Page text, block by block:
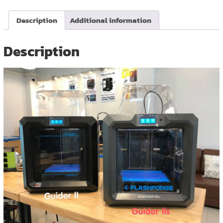
Description Additional information
Description